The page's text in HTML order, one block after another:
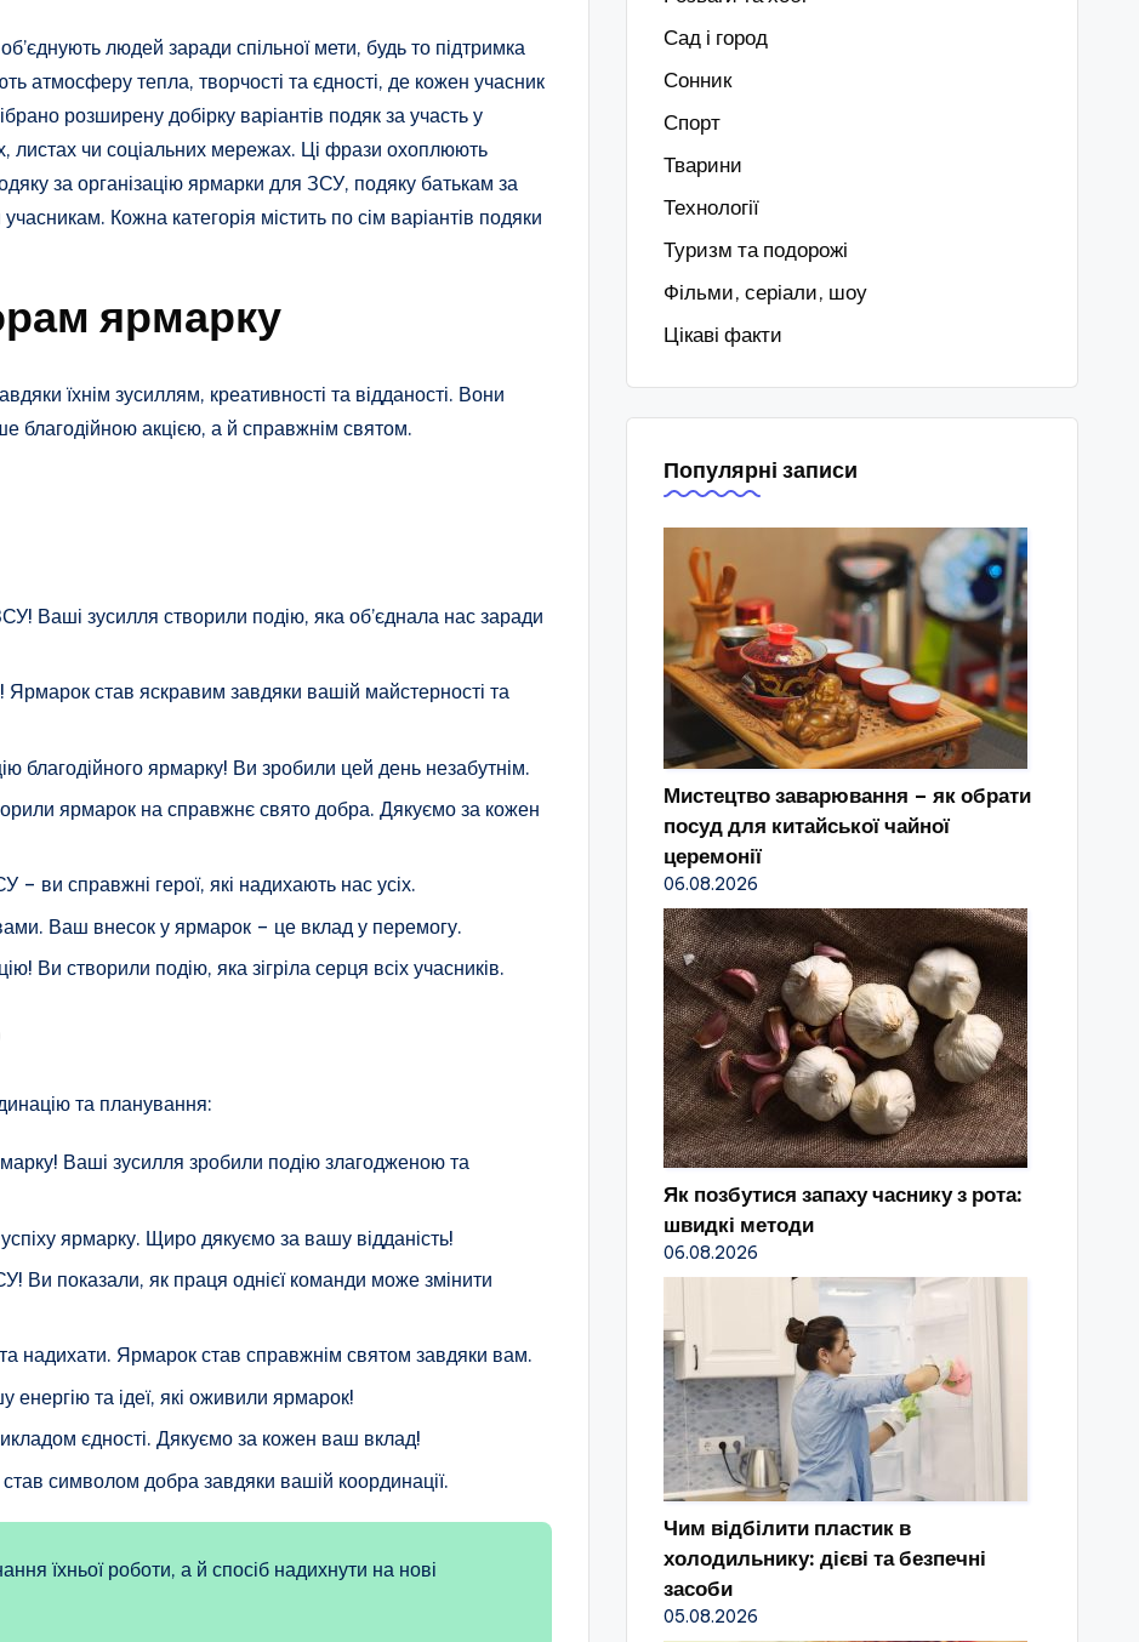
людей заради спільної мети, будь то підтримка
тепла, творчості та єдності, де кожен учасник
розширену добірку варіантів подяк за участь у
листах чи соціальних мережах. Ці фрази охоплюють
за організацію ярмарки для ЗСУ, подяку батькам за
Кожна категорія містить по сім варіантів подяки
ярмарку
їхнім зусиллям, креативності та відданості. Вони
акцією, а й справжнім святом.
Ваші зусилля створили подію, яка об’єднала нас заради
став яскравим завдяки вашій майстерності та
благодійного ярмарку! Ви зробили цей день незабутнім.
ярмарок на справжнє свято добра. Дякуємо за кожен
– ви справжні герої, які надихають нас усіх.
Ваш внесок у ярмарок – це вклад у перемогу.
Ви створили подію, яка зігріла серця всіх учасників.
та планування:
Ваші зусилля зробили подію злагодженою та
ярмарку. Щиро дякуємо за вашу відданість!
Ви показали, як праця однієї команди може змінити
надихати. Ярмарок став справжнім святом завдяки вам.
енергію та ідеї, які оживили ярмарок!
єдності. Дякуємо за кожен ваш вклад!
символом добра завдяки вашій координації.
їхньої роботи, а й спосіб надихнути на нові
Сад і город
Сонник
Спорт
Тварини
Технології
Туризм та подорожі
Фільми, серіали, шоу
Цікаві факти
Популярні записи
Мистецтво заварювання – як обрати
посуд для китайської чайної
церемонії
06.08.2026
Як позбутися запаху часнику з рота:
швидкі методи
06.08.2026
Чим відбілити пластик в
холодильнику: дієві та безпечні
засоби
05.08.2026